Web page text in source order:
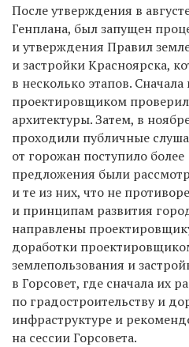
После утверждения в
Генплана, был запущен
и утверждения Правил
и застройки Красноярска,
в несколько этапов.
проектировщиком
архитектуры. Затем, в
проходили публичные
от горожан поступило
предложения были
и те из них, что не
и принципам развития
направлены
доработки
землепользования и
в Горсовет, где сначала их
по градостроительству и
инфраструктуре и
на сессии Горсовета.